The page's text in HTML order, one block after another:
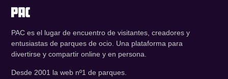
PAC es el lugar de encuentro de visitantes, creadores y
entusiastas de parques de ocio. Una plataforma para
divertirse y compartir online y en persona.
Desde 2001 la web nº1 de parques.